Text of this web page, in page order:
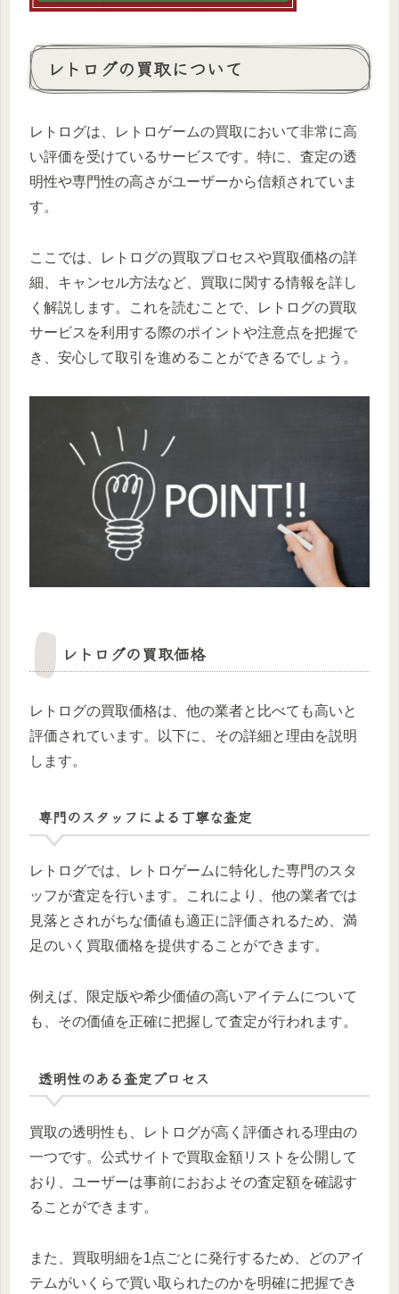
レトログの買取について
レトログは、レトロゲームの買取において非常に高
い評価を受けているサービスです。特に、査定の透
明性や専門性の高さがユーザーから信頼されていま
す。
ここでは、レトログの買取プロセスや買取価格の詳
細、キャンセル方法など、買取に関する情報を詳し
く解説します。これを読むことで、レトログの買取
サービスを利用する際のポイントや注意点を把握で
き、安心して取引を進めることができるでしょう。
レトログの買取価格
レトログの買取価格は、他の業者と比べても高いと
評価されています。以下に、その詳細と理由を説明
します。
専門のスタッフによる丁寧な査定
レトログでは、レトロゲームに特化した専門のスタ
ッフが査定を行います。これにより、他の業者では
見落とされがちな価値も適正に評価されるため、満
足のいく買取価格を提供することができます。
例えば、限定版や希少価値の高いアイテムについて
も、その価値を正確に把握して査定が行われます。
透明性のある査定プロセス
買取の透明性も、レトログが高く評価される理由の
一つです。公式サイトで買取金額リストを公開して
おり、ユーザーは事前におおよその査定額を確認す
ることができます。
また、買取明細を1点ごとに発行するため、どのアイ
テムがいくらで買い取られたのかを明確に把握でき